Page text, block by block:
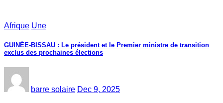
Afrique Une
GUINÉE-BISSAU : Le président et le Premier ministre de transition
exclus des prochaines élections
barre solaire Dec 9, 2025